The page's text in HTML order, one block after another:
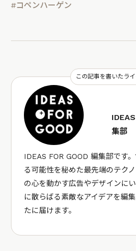
#コペンハーゲン
この記事を書いたラ
集部
IDEAS FOR GOOD 編集部です
る可能性を秘めた最先端のテク
の心を動かす広告やデザインに
に散らばる素敵なアイデアを編
たに届けます。